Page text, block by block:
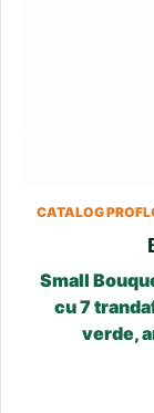
CATALOG
Small
cu 7
verde,